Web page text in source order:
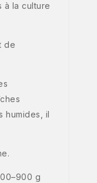
à la culture
de
humides, il
g